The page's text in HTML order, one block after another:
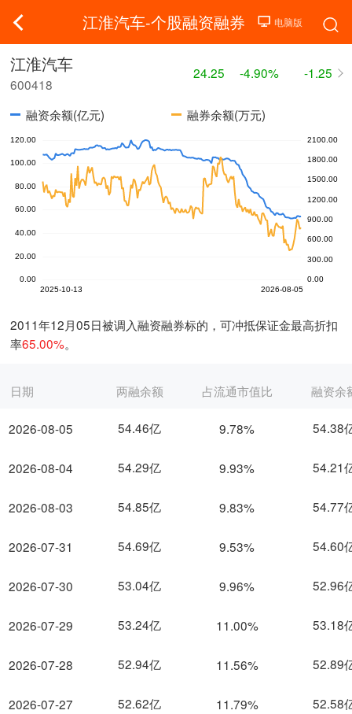
江淮汽车-个股融资融券
江淮汽车
600418
24.25 -4.90% -1.25
融资余额(亿元) 融券余额(万元)
2011年12月05日被调入融资融券标的，可冲抵保证金最高折扣
率65.00%。
日期
2026-08-05
2026-08-04
2026-08-03
2026-07-31
2026-07-30
2026-07-29
2026-07-28
2026-07-27
两融余额 占流通市值比 融资余
54.46亿 9.78% 54.38
54.29亿 9.93% 54.21
54.85亿 9.83% 54.77
54.69亿 9.53% 54.60
53.04亿 9.96% 52.96
53.24亿 11.00% 53.18
52.94亿 11.56% 52.89
52.62亿 11.79% 52.58